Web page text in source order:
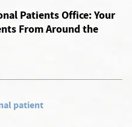
Patients Office: Your
From Around the
patient